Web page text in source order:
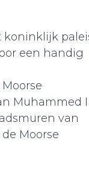
koninklijk
een handig
Muhammed I
van
Moorse